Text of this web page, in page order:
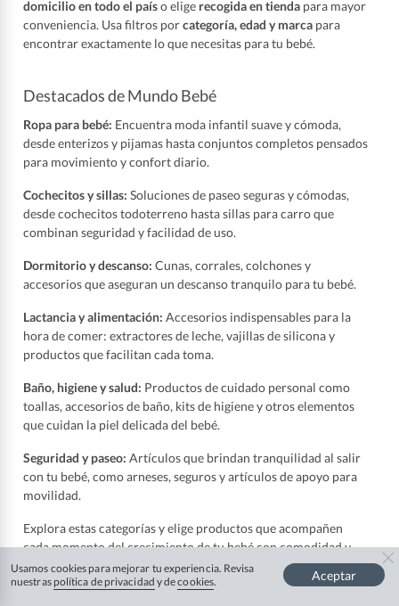
domicilio en todo el paíso elige recogida en tienda para mayor
conveniencia. Usa filtros porcategoría, edad y marca para
encontrar exactamente lo que necesitas para tu bebé.
Destacados de Mundo Bebé
Ropa para bebé: Encuentra moda infantil suave y cómoda,
desde enterizos y pijamas hasta conjuntos completos pensados
para movimiento y confort diario.
Cochecitos y sillas: Soluciones de paseo seguras y cómodas,
desde cochecitos todoterreno hasta sillas para carro que
combinan seguridad y facilidad de uso.
Dormitorio y descanso: Cunas, corrales, colchones y
accesorios que aseguran un descanso tranquilo para tu bebé.
Lactancia y alimentación: Accesorios indispensables para la
hora de comer: extractores de leche, vajillas de silicona y
productos que facilitan cada toma.
Baño, higiene y salud: Productos de cuidado personal como
toallas, accesorios de baño, kits de higiene y otros elementos
que cuidan la piel delicada del bebé.
Seguridad y paseo: Artículos que brindan tranquilidad al salir
con tu bebé, como arneses, seguros y artículos de apoyo para
movilidad.
Explora estas categorías y elige productos que acompañen
cada momento del crecimiento de tu bebé con comodidad y
estilo.
Usamos cookies para mejorar tu experiencia. Revisa
nuestras política de privacidad y decookies. Aceptar